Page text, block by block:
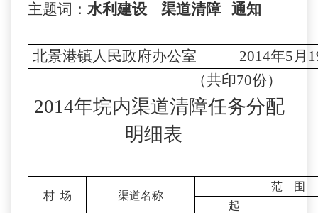
主题词 ： 水利建设 渠道清障 通知
北景港镇人民政府办公室 2014年5月
（共印70份）
2014年垸内渠道清障任务分配
明细表
村 场 渠道名称
范 围
起